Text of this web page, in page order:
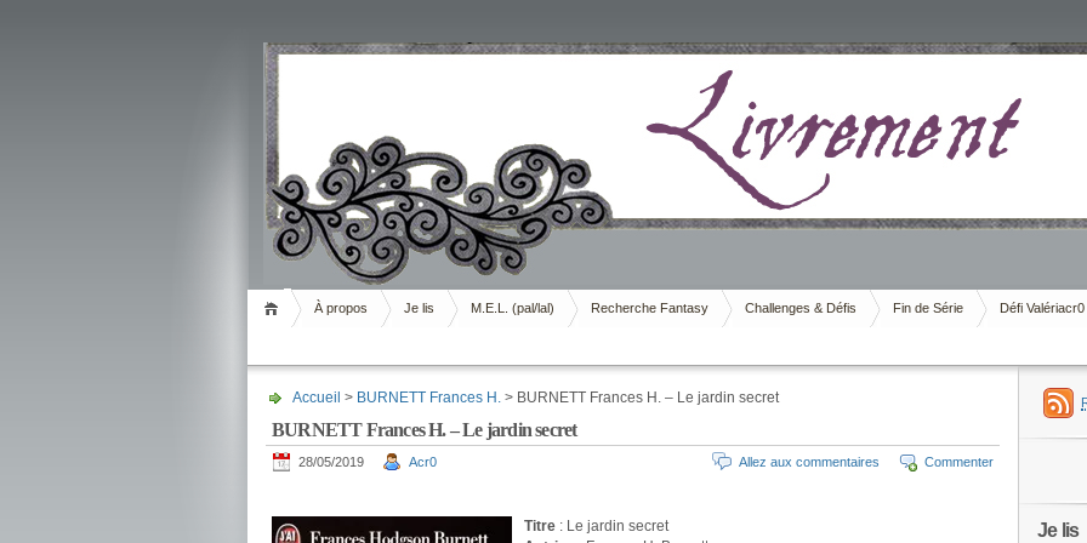
Livrement
À propos Je lis M.E.L. (pal/lal) Recherche Fantasy Challenges & Défis Fin de Série Défi Valériacr0
Accueil > BURNETT Frances H. > BURNETT Frances H. – Le jardin secret
BURNETT Frances H. – Le jardin secret
28/05/2019 Acr0 Commenter
Allez aux commentaires
Titre : Le jardin secret
Je lis